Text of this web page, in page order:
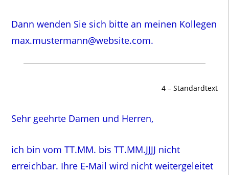
Dann wenden Sie sich bitte an meinen Kollegen
max.mustermann@website.com.
4 – Standardtext
Sehr geehrte Damen und Herren,
ich bin vom TT.MM. bis TT.MM.JJJJ nicht
erreichbar. Ihre E-Mail wird nicht weitergeleitet